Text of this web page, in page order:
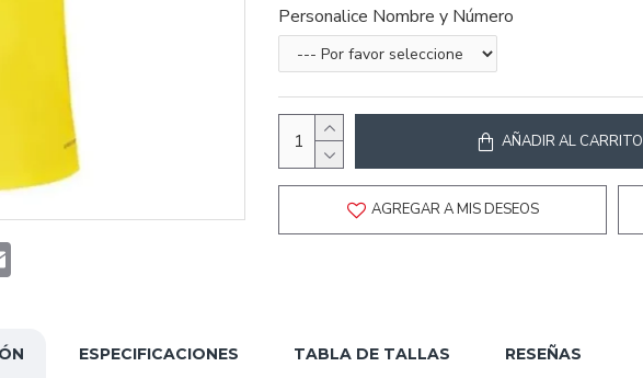
Email
Personalice Nombre y Número
AÑADIR AL CARRITO
AGREGAR A MIS DESEOS
ESPECIFICACIONES TABLA DE TALLAS RESEÑAS